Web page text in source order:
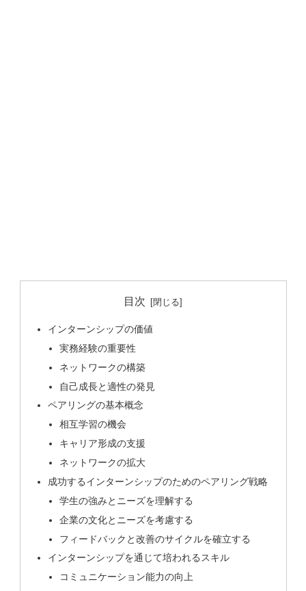
目次
インターンシップの価値
実務経験の重要性
ネットワークの構築
自己成長と適性の発見
ペアリングの基本概念
相互学習の機会
キャリア形成の支援
ネットワークの拡大
成功するインターンシップのためのペアリング戦略
学生の強みとニーズを理解する
企業の文化とニーズを考慮する
フィードバックと改善のサイクルを確立する
インターンシップを通じて培われるスキル
コミュニケーション能力の向上